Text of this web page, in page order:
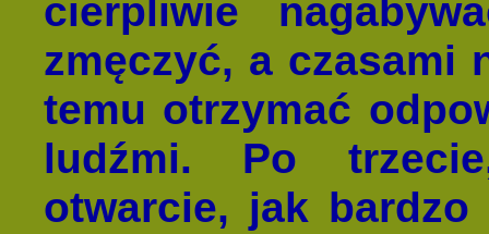
cierpliwie
zmęczyć, a czasami
temu otrzymać
ludźmi. Po
otwarcie, jak